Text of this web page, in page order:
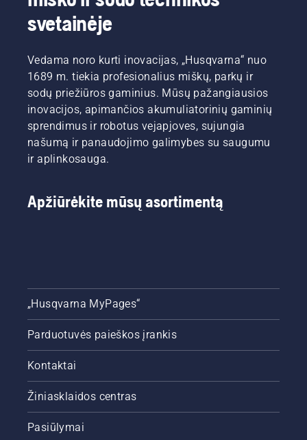
priežiūros
patarimus,
kad
galėtumėte
paruošti
dirvą
vejai,
kuri
ateinančiais
metais
tobulai.
Prieš
mūsų
patarimus,
kurių
turėtumėte
sezoną,
atrodytų
žalia ir
vešli.
išjunkite
kartą
patraukite
starterio
lynelį, kol
variklis
užsives.
Galiausiai
pasiektumėte
mūsų
laikytis
visą
sezoną,
kad veja
atrodytų
žalia ir
vešli.
patarimus,
kurių
turėtumėte
laikytis
kad veja
svetainėje
Vedama noro kurti inovacijas, „Husqvarna“ nuo
1689 m. tiekia profesionalius miškų, parkų ir
sodų priežiūros gaminius. Mūsų pažangiausios
inovacijos, apimančios akumuliatorinių gaminių
sprendimus ir robotus vejapjoves, sujungia
našumą ir panaudojimo galimybes su saugumu
ir aplinkosauga.
Apžiūrėkite mūsų asortimentą
„Husqvarna MyPages“
Parduotuvės paieškos įrankis
Kontaktai
Žiniasklaidos centras
Pasiūlymai